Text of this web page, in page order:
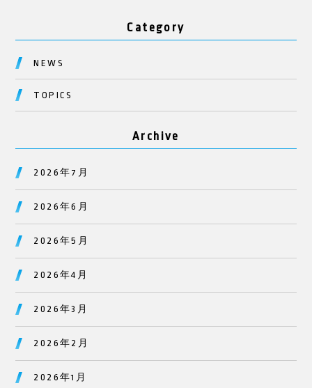
Category
NEWS
TOPICS
Archive
2026年7月
2026年6月
2026年5月
2026年4月
2026年3月
2026年2月
2026年1月